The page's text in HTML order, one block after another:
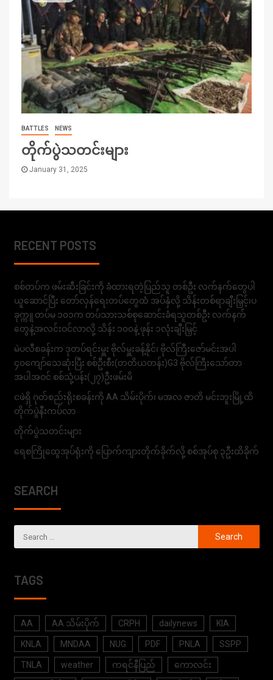
BATTLES NEWS
တိုက်ပွဲသတင်းများ
January 31, 2025
RECENT POSTS
စစ်တပ်က ဖမ်းဆီးခြင်းကို ခံထားရတဲ့ပြည်သူ တစ်ဦး လက်နက်တွေပါ
ယူဆောင်ပြီး တော်လှန်ရေးတပ်တွေထံ အပ်နှံလို့ သိန်းတစ်ရာချီးမြှင့်၊ပ
ခုက္ကူ တပ်မ ၁၀၁က တပ်သားသစ်စုဆောင်းခံရသူတစ်ဦး လက်နက်
တွေနဲ့အလင်းဝင်လာလို့ သိန်း ၁၀၀နဲ့ ဖုန်း ၁လုံးချီးမြှင့်
မဲပလီစခန်းက ဒုတပ်ရင်းမှူး ဗိုလ်မှူးခန့်နိုင်၊ ဗိုလ်ကြီးဇော်မင်းအပါ
၄၀ကျော်သေဆုံးပြီး စစ်ဦးစီး(တတိယတန်း)G3 ဗိုလ်ကြီးသော်တာ
အပါအဝင် စစ်သုံ့ပန်း(၂၇)ဦးဖမ်းမိ
ငဖဲရှိ ဂုတ်စည်းရိုးစခန်းကို AA သိမ်းပိုက်၊ မအလ ဇာတိ မင်းဘူးမြို့ထိ
တိုက်ပွဲနီးကပ်လာ
တိုက်ပွဲသတင်းများ
ရေစကြိုထွေအုပ်ရုံးကို ပြောက်ကျားတိုက်ခိုက်လို့ စစ်အုပ်စု ၃ဦးထိခိုက်
SEARCH
TAGS
AA AA သိမ်းပိုက် CRPH dailynews KIA
KNLA MNDAA NUG PDF PNLA SSPP
TNLA weather ကရင်နီပြည် ကောလင်း